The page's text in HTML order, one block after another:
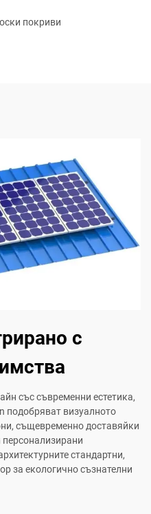
покриви
с
със съвременни естетика,
подобряват визуалното
същевременно доставяйки
стандартни,
за екологично съзнателни